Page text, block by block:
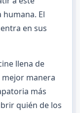
El
en sus
llena de
mejor manera
más
quién de los